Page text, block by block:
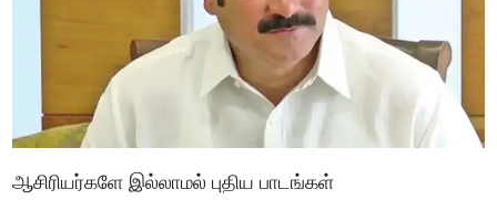
ஆசிரியர்களே இல்லாமல் புதிய பாடங்கள்